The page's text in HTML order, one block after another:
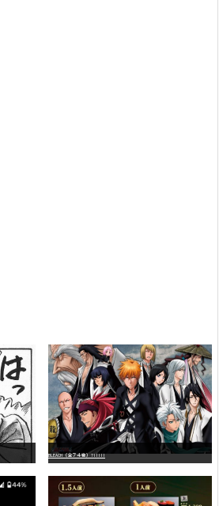
BLEACH（全７４巻）?!!!!!